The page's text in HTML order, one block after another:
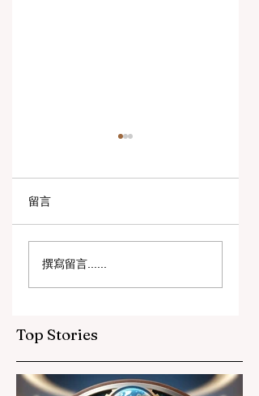
数字创新与战略合作
伙伴关系提升全球教
育标准
留言
撰寫留言......
Top Stories